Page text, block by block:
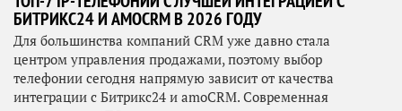
БИТРИКС24 И AMOCRM В 2026 ГОДУ
Для большинства компаний CRM уже давно стала
центром управления продажами, поэтому выбор
телефонии сегодня напрямую зависит от качества
интеграции с Битрикс24 и amoCRM. Современная